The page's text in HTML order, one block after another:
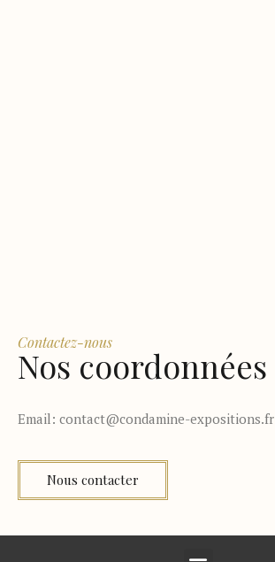
Contactez-nous
Nos coordonnées
Email: contact@condamine-expositions.fr
Nous contacter